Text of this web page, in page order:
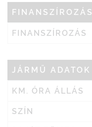
FINANSZÍROZÁS
FINANSZÍROZÁS
JÁRMŰ ADATOK
KM. ÓRA ÁLLÁS
SZÍN